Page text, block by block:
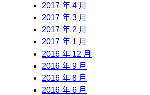
2017 年 4 月
2017 年 3 月
2017 年 2 月
2017 年 1 月
2016 年 12 月
2016 年 9 月
2016 年 8 月
2016 年 6 月